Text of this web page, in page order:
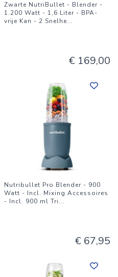
Zwarte NutriBullet - Blender -
1.200 Watt - 1,6 Liter - BPA-
vrije Kan - 2 Snelhe...
€ 169,00
Nutribullet Pro Blender - 900
Watt - Incl. Mixing Accessoires
- Incl. 900 ml Tri...
€ 67,95